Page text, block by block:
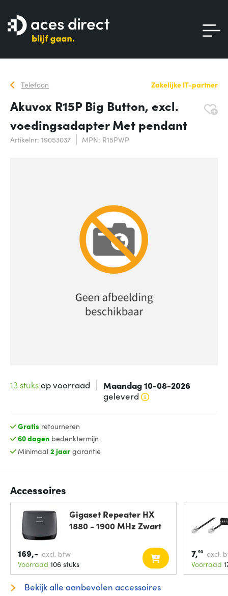
Telefoon Zakelijke IT-partner
Akuvox R15P Big Button, excl.
voedingsadapter Met pendant
Artikelnr: 19053037 MPN: R15PWP
13 stuksop voorraad Maandag 10-08-2026
geleverd
Gratis retourneren
60 dagenbedenktermijn
Minimaal 2 jaargarantie
Accessoires
Gigaset Repeater HX
1880 - 1900 MHz Zwart
169,- excl. btw
Voorraad 106 stuks
7,90 excl.
Voorraad
Bekijk alle aanbevolen accessoires